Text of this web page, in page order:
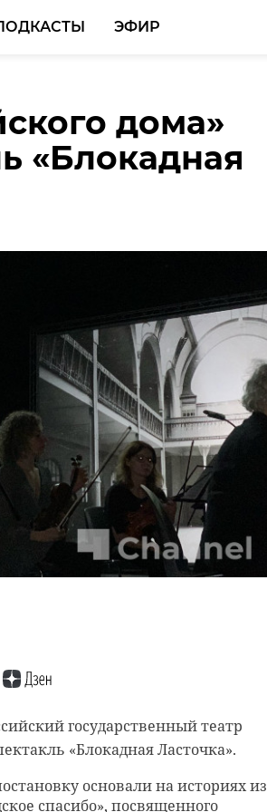
ЭФИР
дома»
«Блокадная
государственный театр
«Блокадная Ласточка».
основали на историях из
спасибо», посвященного
для
индустрий из Ленобласти
продукции или услуг на
Ладожском